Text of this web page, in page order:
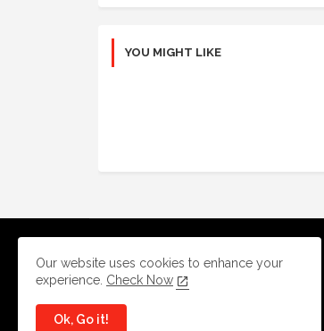
YOU MIGHT LIKE
Our website uses cookies to enhance your
experience. Check Now
Ok, Go it!